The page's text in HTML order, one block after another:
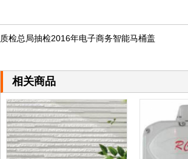
质检总局抽检2016年电子商务智能马桶盖
相关商品